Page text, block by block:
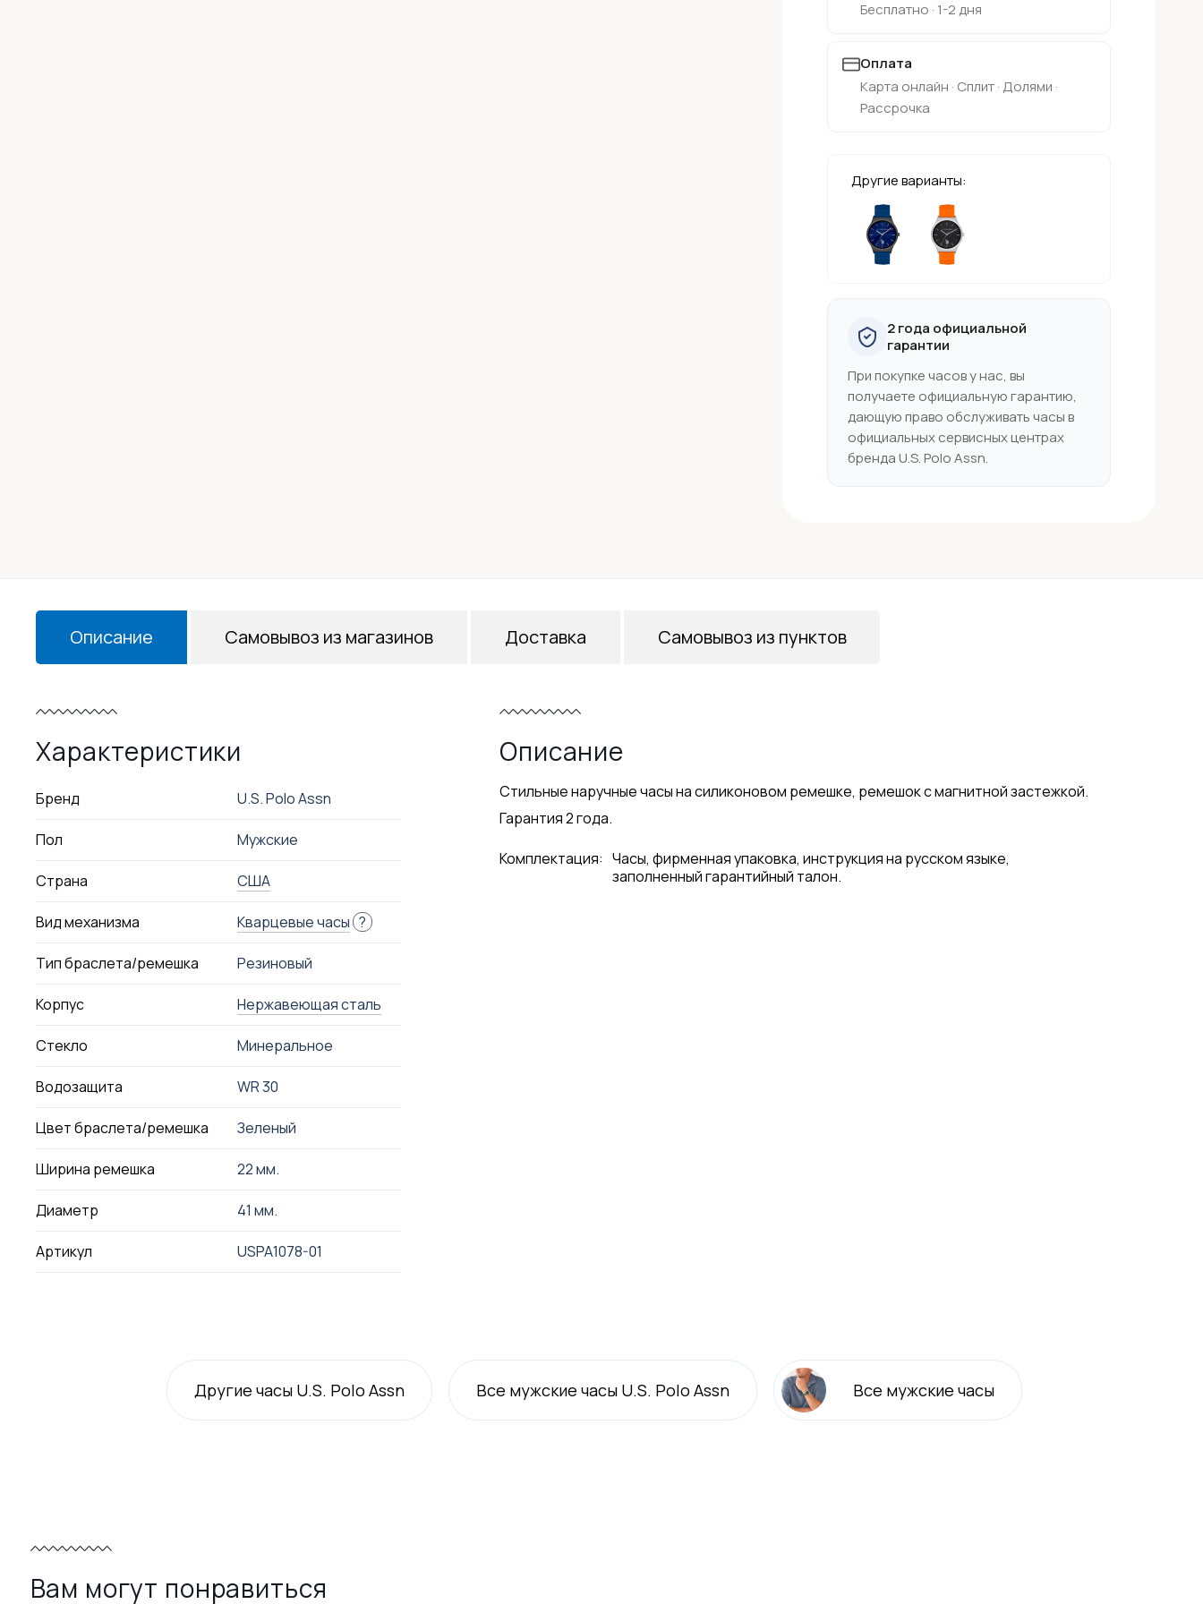
Бесплатно · 1-2 дня
Оплата
Карта онлайн · Сплит · Долями ·
Рассрочка
Другие варианты:
2 года официальной
гарантии
При покупке часов у нас, вы
получаете официальную гарантию,
дающую право обслуживать часы в
официальных сервисных центрах
бренда U.S. Polo Assn.
Описание
Характеристики
Бренд U.S. Polo Assn
Пол Мужские
Страна США
Вид механизма Кварцевые часы ?
Тип браслета/ремешка Резиновый
Корпус Нержавеющая сталь
Стекло Минеральное
Водозащита WR 30
Цвет браслета/ремешка Зеленый
Ширина ремешка 22 мм.
Диаметр 41 мм.
Артикул USPA1078-01
Описание
Стильные наручные часы на силиконовом ремешке, ремешок с магнитной застежкой.
Гарантия 2 года.
Комплектация: Часы, фирменная упаковка, инструкция на русском языке,
заполненный гарантийный талон.
Самовывоз из магазинов Доставка Самовывоз из пунктов
Другие часы U.S. Polo Assn Все мужские часы U.S. Polo Assn Все мужские часы
Вам могут понравиться